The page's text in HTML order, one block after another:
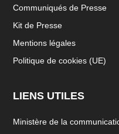
Communiqués de Presse
Kit de Presse
Mentions légales
Politique de cookies (UE)
LIENS UTILES
Ministère de la